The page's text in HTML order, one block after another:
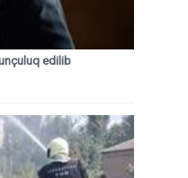
edilib